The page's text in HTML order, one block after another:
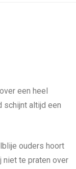
een heel
schijnt altijd een
ouders hoort
niet te praten over